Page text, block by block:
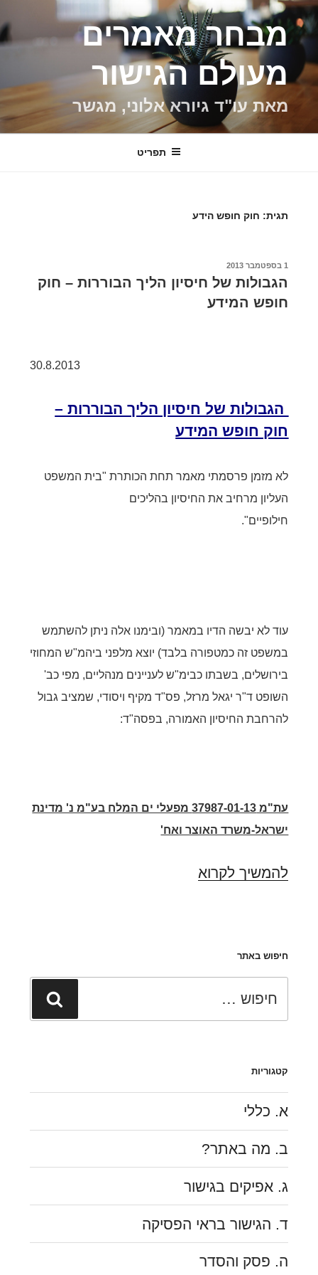
דילוג
לתוכןמבחר מאמרים
מעולם הגישור
מאת עו"ד גיורא אלוני, מגשר
תפריט
תגית: חוק חופש הידע
פורסם1 בספטמבר 2013
הגבולות של חיסיון הליך הבוררות – חוק
חופש המידע
30.8.2013
הגבולות של חיסיון הליך הבוררות –
חוק חופש המידע
לא מזמן פרסמתי מאמר תחת הכותרת "בית המשפט
העליון מרחיב את החיסיון בהליכים
חילופיים".
עוד לא יבשה הדיו במאמר (ובימנו אלה ניתן להשתמש
במשפט זה כמטפורה בלבד) יוצא מלפני ביהמ"ש המחוזי
בירושלים, בשבתו כבימ"ש לעניינים מנהליים, מפי כב'
השופט ד"ר יגאל מרזל, פס"ד מקיף ויסודי, שמציב גבול
להרחבת החיסיון האמורה, בפסה"ד:
עת"מ 37987-01-13 מפעלי ים המלח בע"מ נ' מדינת
ישראל-משרד האוצר ואח'
להמשיך לקרואהגבולות
–
חופש
חיפוש באתר
חיפוש
קטגוריות
א. כללי
ב. מה באתר?
ג. אפיקים בגישור
ד. הגישור בראי הפסיקה
ה. פסק והסדר